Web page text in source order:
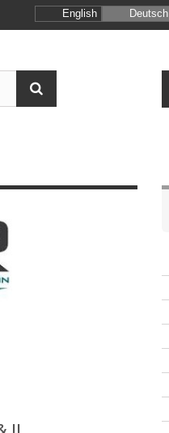
English Deutsch
II